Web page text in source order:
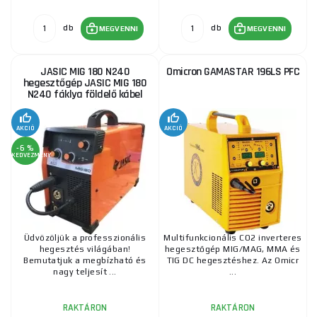
385 860 Ft
PANTERMAX® MIG230DP inverteres hegesztő
RAKTÁRON MEGVENNI 213 480 Ft
PANTERMAX PanterWeld®4v1 200 MULTIFUNKCIÓS
MIG/TIG/MMA/PLAZMA inverteres hegesztő + tető +
lámpák + kábelek + elektróda + piros. Szelep
RAKTÁRON ks MEGVENNI 290 275 Ft
mig 200 intelligens inverteres hegesztő + pisztoly
db MEGVENNI db MEGVENNI
JASIC MIG 180 N240
hegesztőgép JASIC MIG 180
N240 fáklya földelő kábel
AKCIÓ
-6 %
KEDVEZMÉNY
Üdvözöljük a professzionális
hegesztés világában!
Bemutatjuk a megbízható és
nagy teljesít ...
RAKTÁRON
Omicron GAMASTAR 196LS PFC
AKCIÓ
Multifunkcionális CO2 inverteres
hegesztőgép MIG/MAG, MMA és
TIG DC hegesztéshez. Az Omicr
...
RAKTÁRON